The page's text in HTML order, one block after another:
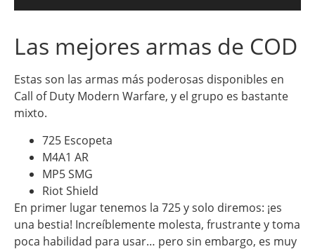
Las mejores armas de COD
Estas son las armas más poderosas disponibles en
Call of Duty Modern Warfare, y el grupo es bastante
mixto.
725 Escopeta
M4A1 AR
MP5 SMG
Riot Shield
En primer lugar tenemos la 725 y solo diremos: ¡es
una bestia! Increíblemente molesta, frustrante y toma
poca habilidad para usar… pero sin embargo, es muy